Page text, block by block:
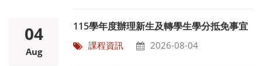
04
Aug
115學年度辦理新生及轉學生學分抵免事宜
課程資訊 2026-08-04